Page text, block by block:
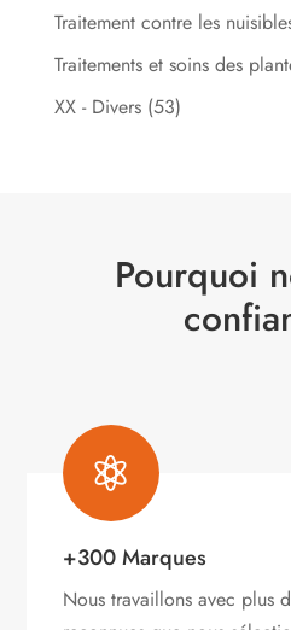
Traitement contre les
Traitements et soins des
XX - Divers (53)
Pourquoi

+300 Marques
Nous travaillons avec plus